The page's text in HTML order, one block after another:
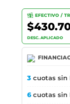
EFECTIVO /
DESC. APLICADO
3 cuotas sin
6cuotas sin